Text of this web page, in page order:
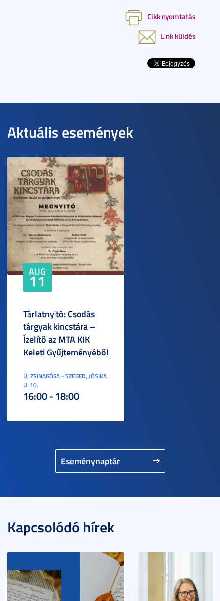
Cikk nyomtatás
Link küldés
Aktuális események
Eseménynaptár
AUG
11
Tárlatnyitó: Csodás
tárgyak kincstára –
Ízelítő az MTA KIK
Keleti Gyűjteményéből
ÚJ ZSINAGÓGA - SZEGED, JÓSIKA
U. 10.
16:00 - 18:00
Kapcsolódó hírek